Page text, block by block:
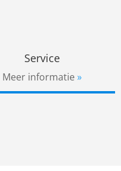
Service
Meer informatie